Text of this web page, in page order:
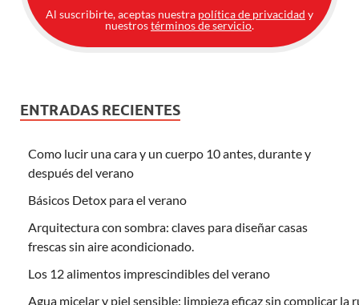
Al suscribirte, aceptas nuestra política de privacidad y
nuestrostérminos de servicio.
ENTRADAS RECIENTES
Como lucir una cara y un cuerpo 10 antes, durante y
después del verano
Básicos Detox para el verano
Arquitectura con sombra: claves para diseñar casas
frescas sin aire acondicionado.
Los 12 alimentos imprescindibles del verano
Agua micelar y piel sensible: limpieza eficaz sin complicar la